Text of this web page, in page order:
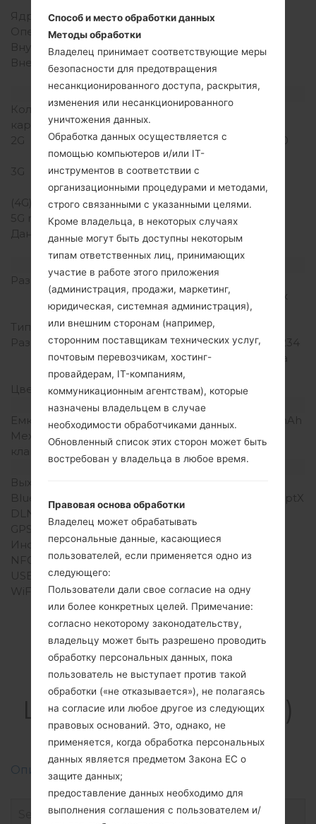
Ядра процессора
Четырехъядерный
Оперативная память
Внутренняя память
8GB
Внешняя память
(выделенный слот)
Сеть и данные
Количество мест для сим
карты
1 Мини SIM
2G
GSM 850/900/1800/1900
MHz
3G
HSDPA 900/1900/2100
MHz
(4G) LTE
-
5G network
-
Данные
GPRS, EDGE, UMTS,
Дисплей
Размер экрана
4.7 in (~70.1%
соотношение экрана к
телу)
Тип экрана
IPS LCD
Разрешение экрана
540 x 960 пикселей (~234
плотность пикселей на
дюйм)
Цвета экрана
16M цветов
Аккумулятор и клавиатура
Емкость аккумулятора
Съемный Li-Ion 2540 mAh
Механическая
клавиатура
Интерфейсы
Выход для аудио
Bluetooth
Версия 4.0, A2DP, LE, aptX
DLNA
GPS
A-GPS, GLONASS
Инфракрасный порт
Есть
NFC
Есть
USB
WiFi
Wi-Fi802.11b/g/n, Wi-Fi
Direct, hotspot
Прошивки
LGD400H(LGD400H)
akaLG L90
Описание регионов прошивок телефонов LG
Способ и место обработки данных
Методы обработки
Владелец принимает соответствующие меры
безопасности для предотвращения
несанкционированного доступа, раскрытия,
изменения или несанкционированного
уничтожения данных.
Обработка данных осуществляется с
помощью компьютеров и/или IT-
инструментов в соответствии с
организационными процедурами и методами,
строго связанными с указанными целями.
Кроме владельца, в некоторых случаях
данные могут быть доступны некоторым
типам ответственных лиц, принимающих
участие в работе этого приложения
(администрация, продажи, маркетинг,
юридическая, системная администрация),
или внешним сторонам (например,
сторонним поставщикам технических услуг,
почтовым перевозчикам, хостинг-
провайдерам, IT-компаниям,
коммуникационным агентствам), которые
назначены владельцем в случае
необходимости обработчиками данных.
Обновленный список этих сторон может быть
востребован у владельца в любое время.
Правовая основа обработки
Владелец может обрабатывать
персональные данные, касающиеся
пользователей, если применяется одно из
следующего:
Пользователи дали свое согласие на одну
или более конкретных целей. Примечание:
согласно некоторому законодательству,
владельцу может быть разрешено проводить
обработку персональных данных, пока
пользователь не выступает против такой
обработки («не отказывается»), не полагаясь
на согласие или любое другое из следующих
правовых оснований. Это, однако, не
применяется, когда обработка персональных
данных является предметом Закона ЕС о
защите данных;
предоставление данных необходимо для
выполнения соглашения с пользователем и/